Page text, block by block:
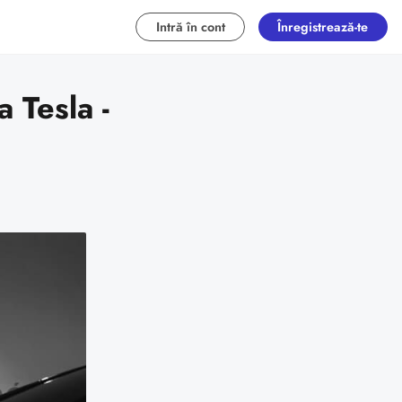
Intră în cont Înregistrează-te
Tesla -